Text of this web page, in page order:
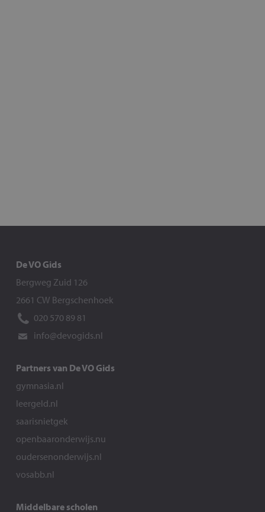
De VO Gids
Bergweg Zuid 126
2661 CW Bergschenhoek
020 570 89 81
info@devogids.nl
Partners van De VO Gids
gymnasia.nl
leergeld.nl
saarisnietgek
openbaaronderwijs.nu
oudersenonderwijs.nl
vosabb.nl
Middelbare scholen